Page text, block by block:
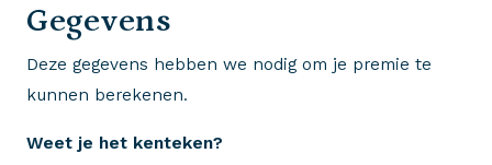
Gegevens
Deze gegevens hebben we nodig om je premie te
kunnen berekenen.
Weet je het kenteken?
Wij krijgen een 8,5!
Op basis van ruim 3.000 reviews
Bekijk wat anderen over ons zeggen